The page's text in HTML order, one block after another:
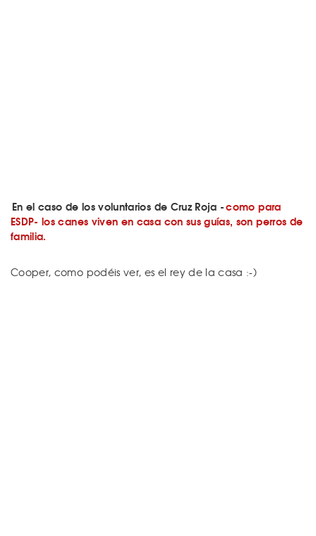
En el caso de los voluntarios de Cruz Roja -como para
ESDP- los canes viven en casa con sus guías, son perros de
familia.
Cooper, como podéis ver, es el rey de la casa :-)